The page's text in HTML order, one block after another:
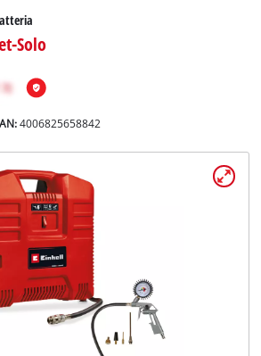
Solo
4006825658842